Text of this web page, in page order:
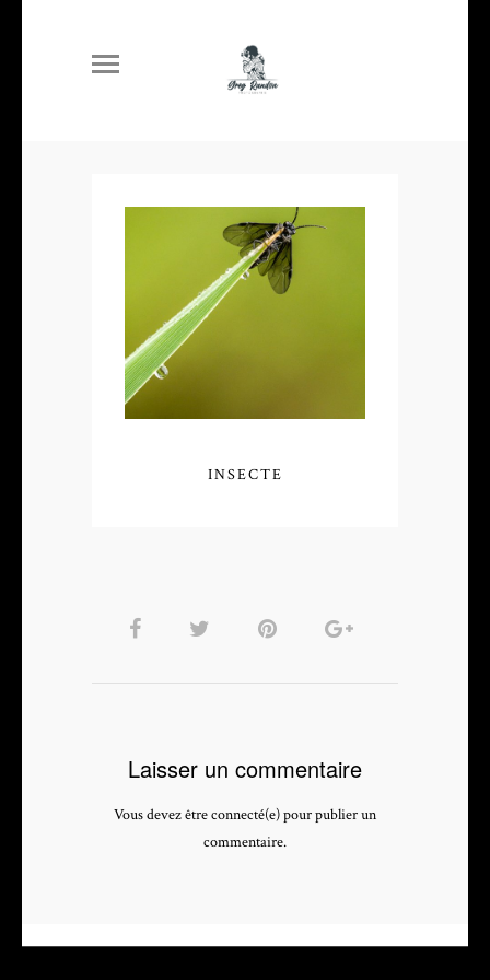
INSECTE
Laisser un commentaire
Vous devez être connecté(e) pour publier un
commentaire.